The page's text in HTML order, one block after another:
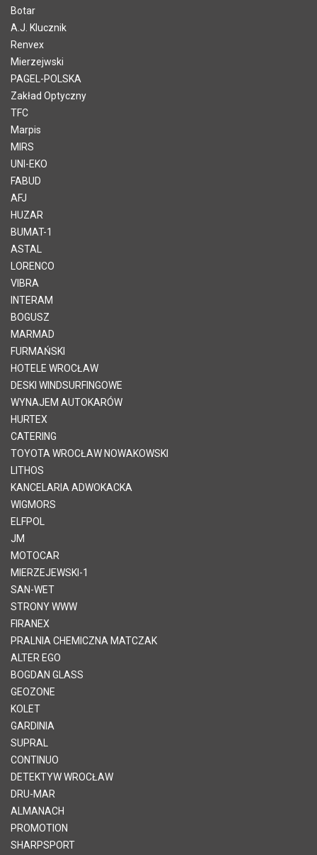
Botar
A.J. Klucznik
Renvex
Mierzejwski
PAGEL-POLSKA
Zakład Optyczny
TFC
Marpis
MIRS
UNI-EKO
FABUD
AFJ
HUZAR
BUMAT-1
ASTAL
LORENCO
VIBRA
INTERAM
BOGUSZ
MARMAD
FURMAŃSKI
HOTELE WROCŁAW
DESKI WINDSURFINGOWE
WYNAJEM AUTOKARÓW
HURTEX
CATERING
TOYOTA WROCŁAW NOWAKOWSKI
LITHOS
KANCELARIA ADWOKACKA
WIGMORS
ELFPOL
JM
MOTOCAR
MIERZEJEWSKI-1
SAN-WET
STRONY WWW
FIRANEX
PRALNIA CHEMICZNA MATCZAK
ALTER EGO
BOGDAN GLASS
GEOZONE
KOLET
GARDINIA
SUPRAL
CONTINUO
DETEKTYW WROCŁAW
DRU-MAR
ALMANACH
PROMOTION
SHARPSPORT